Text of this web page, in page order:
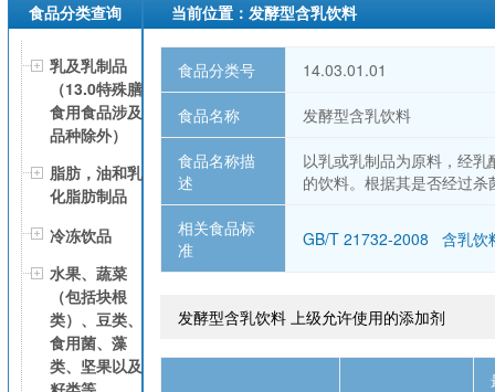
食品分类查询
乳及乳制品
（13.0特殊膳
食用食品涉及
品种除外）
脂肪，油和乳
化脂肪制品
冷冻饮品
水果、蔬菜
（包括块根
类）、豆类、
食用菌、藻
类、坚果以及
当前位置：发酵型含乳饮料
食品分类号 14.03.01.01
食品名称 发酵型含乳饮料
食品名称描
述
以乳或乳制品为原料，经
的饮料。根据其是否经过
相关食品标
准
GB/T 21732-2008 含乳饮
发酵型含乳饮料 上级允许使用的添加剂